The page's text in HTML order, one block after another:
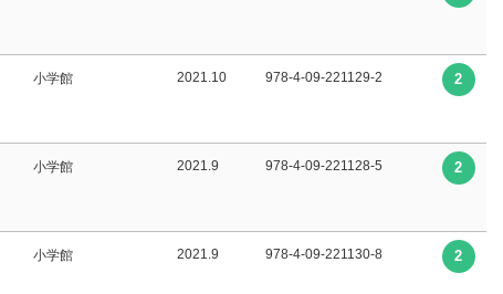
小学館 2021.10 978-4-09-221129-2 2
小学館 2021.9 978-4-09-221128-5 2
小学館 2021.9 978-4-09-221130-8 2